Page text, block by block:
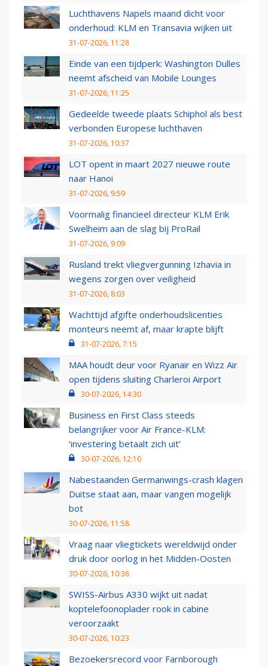
Luchthavens Napels maand dicht voor
onderhoud: KLM en Transavia wijken uit
31-07-2026, 11:28
Einde van een tijdperk: Washington Dulles
neemt afscheid van Mobile Lounges
31-07-2026, 11:25
Gedeelde tweede plaats Schiphol als best
verbonden Europese luchthaven
31-07-2026, 10:37
LOT opent in maart 2027 nieuwe route
naar Hanoi
31-07-2026, 9:59
Voormalig financieel directeur KLM Erik
Swelheim aan de slag bij ProRail
31-07-2026, 9:09
Rusland trekt vliegvergunning Izhavia in
wegens zorgen over veiligheid
31-07-2026, 8:03
Wachttijd afgifte onderhoudslicenties
monteurs neemt af, maar krapte blijft
31-07-2026, 7:15
MAA houdt deur voor Ryanair en Wizz Air
open tijdens sluiting Charleroi Airport
30-07-2026, 14:30
Business en First Class steeds
belangrijker voor Air France-KLM:
‘investering betaalt zich uit’
30-07-2026, 12:10
Nabestaanden Germanwings-crash klagen
Duitse staat aan, maar vangen mogelijk
bot
30-07-2026, 11:58
Vraag naar vliegtickets wereldwijd onder
druk door oorlog in het Midden-Oosten
30-07-2026, 10:36
SWISS-Airbus A330 wijkt uit nadat
koptelefoonoplader rook in cabine
veroorzaakt
30-07-2026, 10:23
Bezoekersrecord voor Farnborough